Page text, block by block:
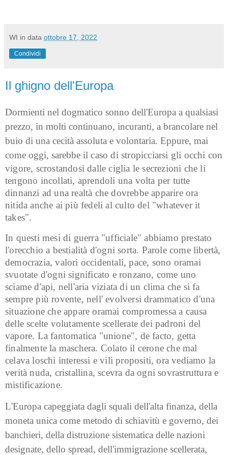
WI in data ottobre 17, 2022
Condividi
Il ghigno dell'Europa
Dormienti nel dogmatico sonno dell'Europa a qualsiasi
prezzo, in molti continuano, incuranti, a brancolare nel
buio di una cecità assoluta e volontaria. Eppure, mai
come oggi, sarebbe il caso di stropicciarsi gli occhi con
vigore, scrostandosi dalle ciglia le secrezioni che li
tengono incollati, aprendoli una volta per tutte
dinnanzi ad una realtà che dovrebbe apparire ora
nitida anche ai più fedeli al culto del "whatever it
takes".
In questi mesi di guerra "ufficiale" abbiamo prestato
l'orecchio a bestialità d'ogni sorta. Parole come libertà,
democrazia, valori occidentali, pace, sono oramai
svuotate d'ogni significato e ronzano, come uno
sciame d'api, nell'aria viziata di un clima che si fa
sempre più rovente, nell' evolversi drammatico d'una
situazione che appare oramai compromessa a causa
delle scelte volutamente scellerate dei padroni del
vapore. La fantomatica "unione", de facto, getta
finalmente la maschera. Colato il cerone che mal
celava loschi interessi e vili propositi, ora vediamo la
verità nuda, cristallina, scevra da ogni sovrastruttura e
mistificazione.
L'Europa capeggiata dagli squali dell'alta finanza, della
moneta unica come metodo di schiavitù e governo, dei
banchieri, della distruzione sistematica delle nazioni
designate, dello spread, dell'immigrazione scellerata,